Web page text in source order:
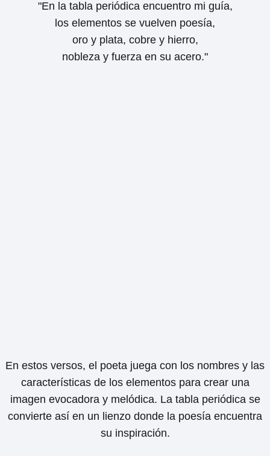
"En la tabla periódica encuentro mi guía,
los elementos se vuelven poesía,
oro y plata, cobre y hierro,
nobleza y fuerza en su acero."
En estos versos, el poeta juega con los nombres y las
características de los elementos para crear una
imagen evocadora y melódica. La tabla periódica se
convierte así en un lienzo donde la poesía encuentra
su inspiración.